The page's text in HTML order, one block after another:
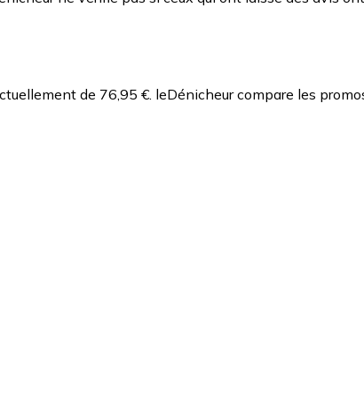
de 76,95 €. leDénicheur compare les